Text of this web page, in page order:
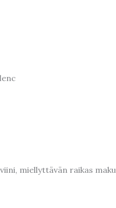
miellyttävän raikas